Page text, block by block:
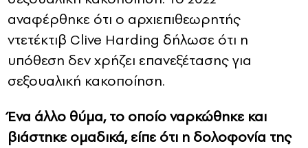
αναφέρθηκε ότι ο αρχιεπιθεωρητής
ντετέκτιβ Clive Harding δήλωσε ότι η
υπόθεση δεν χρήζει επανεξέτασης για
σεξουαλική κακοποίηση.
Ένα άλλο θύμα, το οποίο ναρκώθηκε και
βιάστηκε ομαδικά, είπε ότι η δολοφονία της